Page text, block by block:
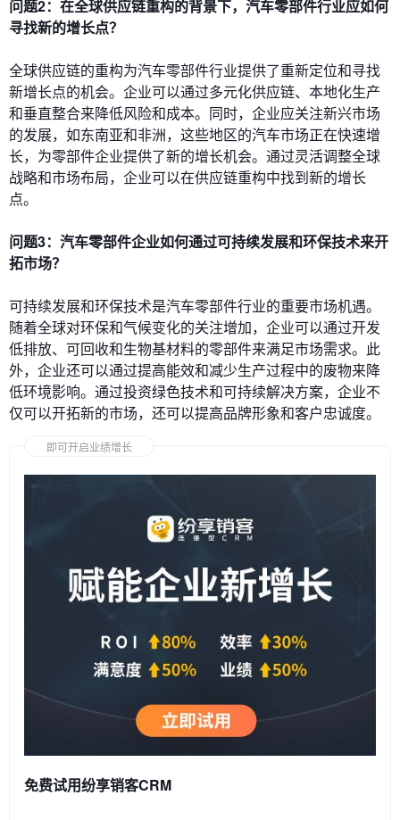
问题2：在全球供应链重构的背景下，汽车零部件行业应如何
寻找新的增长点？
全球供应链的重构为汽车零部件行业提供了重新定位和寻找
新增长点的机会。企业可以通过多元化供应链、本地化生产
和垂直整合来降低风险和成本。同时，企业应关注新兴市场
的发展，如东南亚和非洲，这些地区的汽车市场正在快速增
长，为零部件企业提供了新的增长机会。通过灵活调整全球
战略和市场布局，企业可以在供应链重构中找到新的增长
点。
问题3：汽车零部件企业如何通过可持续发展和环保技术来开
拓市场？
可持续发展和环保技术是汽车零部件行业的重要市场机遇。
随着全球对环保和气候变化的关注增加，企业可以通过开发
低排放、可回收和生物基材料的零部件来满足市场需求。此
外，企业还可以通过提高能效和减少生产过程中的废物来降
低环境影响。通过投资绿色技术和可持续解决方案，企业不
仅可以开拓新的市场，还可以提高品牌形象和客户忠诚度。
即可开启业绩增长
免费试用纷享销客CRM